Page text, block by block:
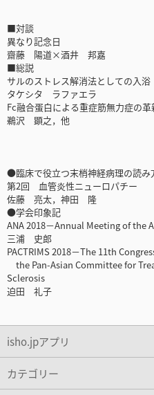
■対談
異なり記念日
齋藤 陽道×酒井 邦嘉
■総説
サルのストレス解消法としての入浴
タケシタ ラファエラ
Fc融合蛋白による重症筋無力症の
鵜沢 顕之，他
●臨床で役立つ末梢神経病理の読み
第2回 血管炎性ニューロパチー
佐藤 亮太，神田 隆
●学会印象記
ANA 2018－Annual Meeting of
三浦 史郎
PACTRIMS 2018－The 11th
the Pan-Asian Committee for
Sclerosis
迫田 礼子
isho.jpアプリ
カテゴリー